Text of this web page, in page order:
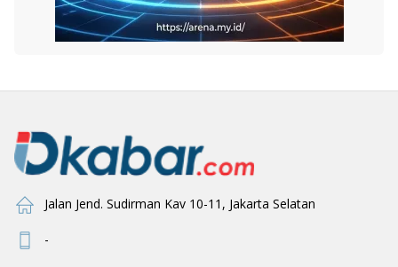
Jalan Jend. Sudirman Kav 10-11, Jakarta Selatan
-